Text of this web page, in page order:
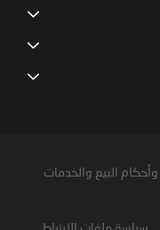
وأحكام البيع والخدمات